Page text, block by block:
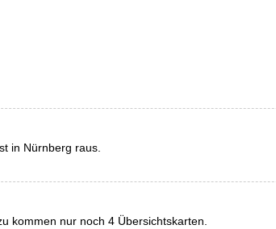
in Nürnberg raus.
kommen nur noch 4 Übersichtskarten.